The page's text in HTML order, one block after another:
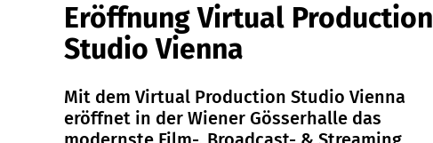
Eröffnung Virtual Production
Studio Vienna
Mit dem Virtual Production Studio Vienna
eröffnet in der Wiener Gösserhalle das